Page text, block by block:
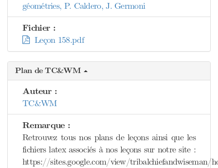
géométries, P. Caldero, J. Germoni
Fichier :
Leçon 158.pdf
Plan de TC&WM
Auteur :
TC&WM
Remarque :
Retrouvez tous nos plans de leçons ainsi que les
fichiers latex associés à nos leçons sur notre site :
https://sites.google.com/view/tribalchiefandwiseman/